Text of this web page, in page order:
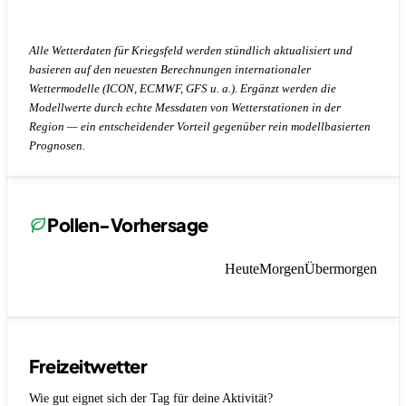
Alle Wetterdaten für Kriegsfeld werden stündlich aktualisiert und
basieren auf den neuesten Berechnungen internationaler
Wettermodelle (ICON, ECMWF, GFS u. a.). Ergänzt werden die
Modellwerte durch echte Messdaten von Wetterstationen in der
Region — ein entscheidender Vorteil gegenüber rein modellbasierten
Prognosen.
Pollen-Vorhersage
HeuteMorgenÜbermorgen
Freizeitwetter
Wie gut eignet sich der Tag für deine Aktivität?